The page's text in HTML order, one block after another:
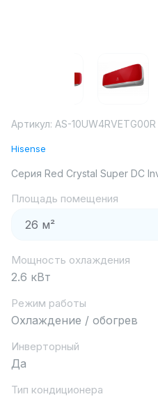
Артикул: AS-10UW4RVETG00R
Hisense
Серия Red Crystal Super DC
Площадь помещения
Мощность охлаждения
2.6 кВт
Режим работы
Охлаждение / обогрев
Инверторный
Да
Тип кондиционера